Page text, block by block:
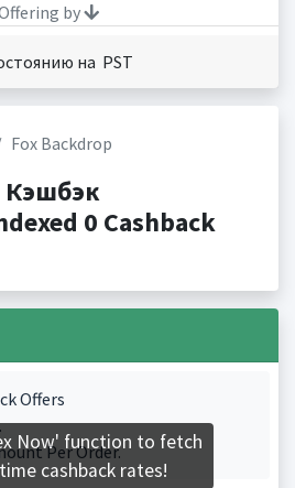
by
на PST
Fox Backdrop
Кэшбэк
0 Cashback
Offers
Per Order.
Now' function to fetch
cashback rates!